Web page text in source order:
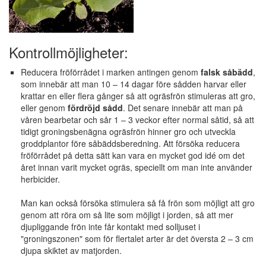
Kontrollmöjligheter:
Reducera fröförrådet i marken antingen genom falsk såbädd,
som innebär att man 10 – 14 dagar före sådden harvar eller
krattar en eller flera gånger så att ogräsfrön stimuleras att gro,
eller genom fördröjd sådd. Det senare innebär att man på
våren bearbetar och sår 1 – 3 veckor efter normal såtid, så att
tidigt groningsbenägna ogräsfrön hinner gro och utveckla
groddplantor före såbäddsberedning. Att försöka reducera
fröförrådet på detta sätt kan vara en mycket god idé om det
året innan varit mycket ogräs, speciellt om man inte använder
herbicider.
Man kan också försöka stimulera så få frön som möjligt att gro
genom att röra om så lite som möjligt i jorden, så att mer
djupliggande frön inte får kontakt med solljuset i
"groningszonen" som för flertalet arter är det översta 2 – 3 cm
djupa skiktet av matjorden.